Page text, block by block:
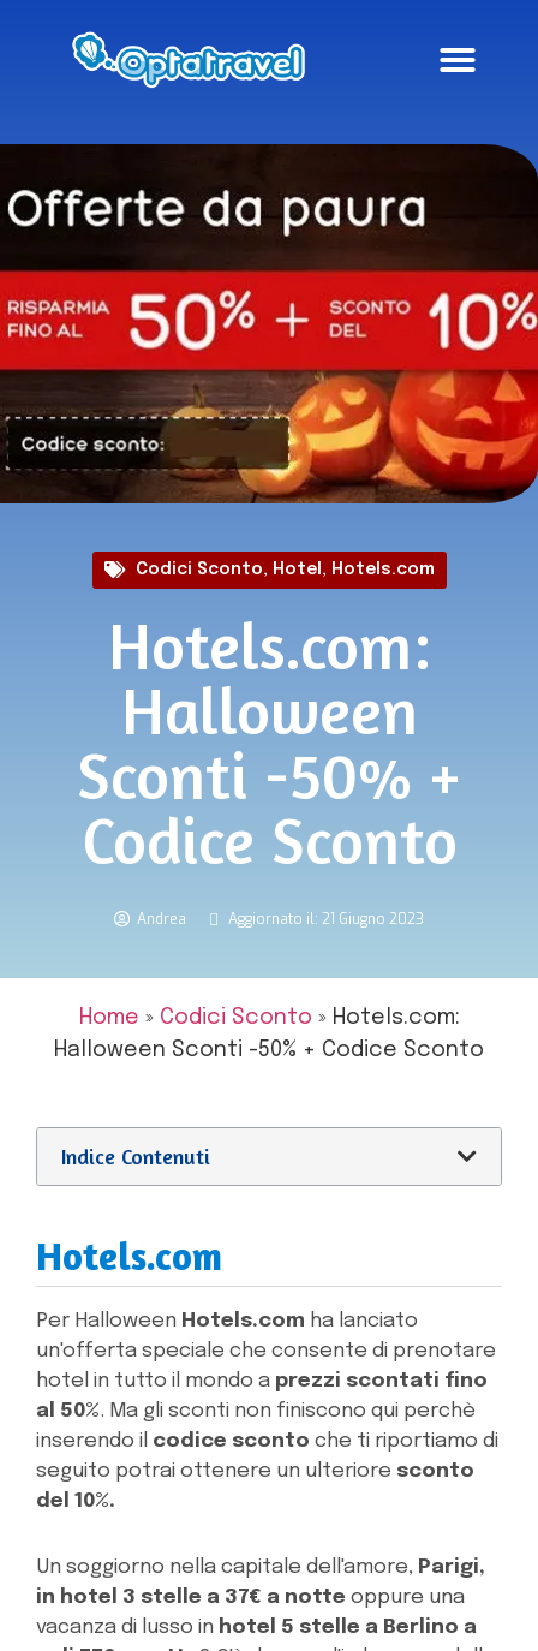
Codici Sconto, Hotel , Hotels.com
Hotels.com:
Halloween
Sconti -50% +
Codice Sconto
Andrea Aggiornato il: 21 Giugno 2023
Home » Codici Sconto » Hotels.com:
Halloween Sconti -50% + Codice Sconto
Indice Contenuti
Hotels.com
Per Halloween Hotels.com ha lanciato
un'offerta speciale che consente di prenotare
hotel in tutto il mondo a prezzi scontati fino
al 50%. Ma gli sconti non finiscono qui perchè
inserendo il codice sconto che ti riportiamo di
seguito potrai ottenere un ulteriore sconto
del 10%.
Un soggiorno nella capitale dell'amore, Parigi,
in hotel 3 stelle a 37€ a notte oppure una
vacanza di lusso in hotel 5 stelle a Berlino a